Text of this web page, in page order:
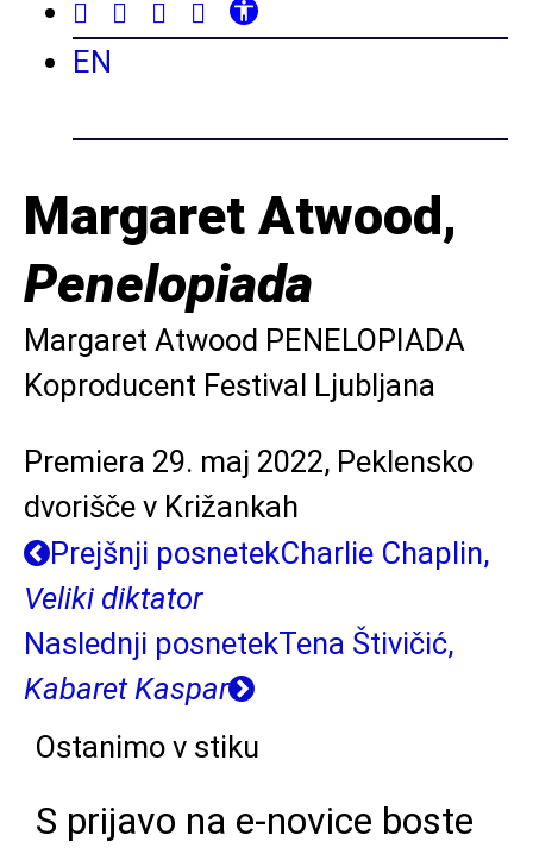
EN
Margaret Atwood,
Penelopiada
Margaret Atwood PENELOPIADA
Koproducent Festival Ljubljana
Premiera 29. maj 2022, Peklensko
dvorišče v Križankah
Prejšnji posnetekCharlie Chaplin,
Veliki diktator
Naslednji posnetekTena Štivičić,
Kabaret Kaspar
Ostanimo v stiku
S prijavo na e-novice boste